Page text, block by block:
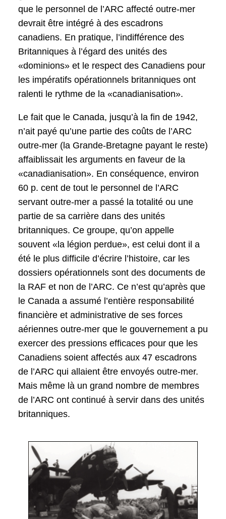
que le personnel de l’ARC affecté outre-mer
devrait être intégré à des escadrons
canadiens. En pratique, l’indifférence des
Britanniques à l’égard des unités des
«dominions» et le respect des Canadiens pour
les impératifs opérationnels britanniques ont
ralenti le rythme de la «canadianisation».
Le fait que le Canada, jusqu’à la fin de 1942,
n’ait payé qu’une partie des coûts de l’ARC
outre-mer (la Grande-Bretagne payant le reste)
affaiblissait les arguments en faveur de la
«canadianisation». En conséquence, environ
60 p. cent de tout le personnel de l’ARC
servant outre-mer a passé la totalité ou une
partie de sa carrière dans des unités
britanniques. Ce groupe, qu’on appelle
souvent «la légion perdue», est celui dont il a
été le plus difficile d’écrire l’histoire, car les
dossiers opérationnels sont des documents de
la RAF et non de l’ARC. Ce n’est qu’après que
le Canada a assumé l’entière responsabilité
financière et administrative de ses forces
aériennes outre-mer que le gouvernement a pu
exercer des pressions efficaces pour que les
Canadiens soient affectés aux 47 escadrons
de l’ARC qui allaient être envoyés outre-mer.
Mais même là un grand nombre de membres
de l’ARC ont continué à servir dans des unités
britanniques.